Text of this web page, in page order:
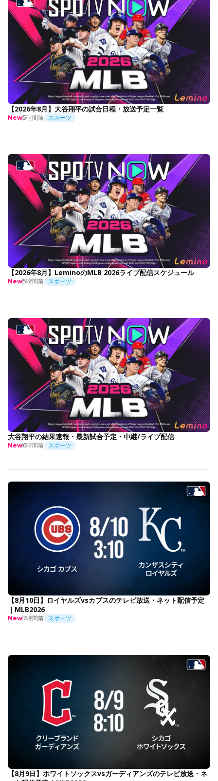
【2026年8月】大谷翔平の試合日程・放送予定一覧
New5時間前 スポーツ
【2026年8月】LeminoのMLB 2026ライブ配信スケジュール
New5時間前 スポーツ
大谷翔平の結果速報・最新試合予定・中継/ライブ配信
New6時間前 スポーツ
【8月10日】ロイヤルズvsカブスのテレビ放送・ネット配信予定
｜MLB2026
New7時間前 スポーツ
【8月9日】ホワイトソックスvsガーディアンズのテレビ放送・ネ